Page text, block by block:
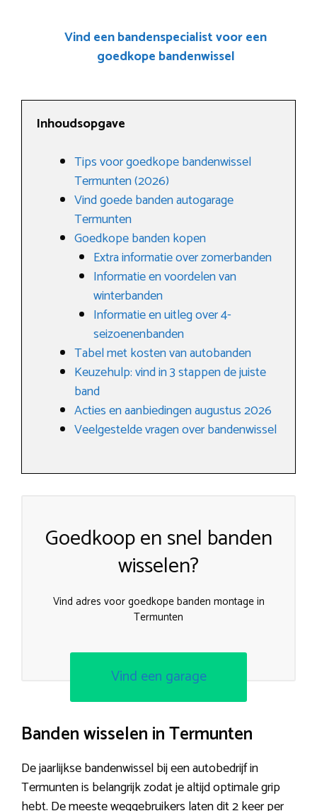
Vind een bandenspecialist voor een
goedkope bandenwissel
Inhoudsopgave
Tips voor goedkope bandenwissel
Termunten (2026)
Vind goede banden autogarage
Termunten
Goedkope banden kopen
Extra informatie over zomerbanden
Informatie en voordelen van
winterbanden
Informatie en uitleg over 4-
seizoenenbanden
Tabel met kosten van autobanden
Keuzehulp: vind in 3 stappen de juiste
band
Acties en aanbiedingen augustus 2026
Veelgestelde vragen over bandenwissel
Goedkoop en snel banden
wisselen?
Vind adres voor goedkope banden montage in
Termunten
Vind een garage
Banden wisselen in Termunten
De jaarlijkse bandenwissel bij een autobedrijf in
Termunten is belangrijk zodat je altijd optimale grip
hebt. De meeste weggebruikers laten dit 2 keer per